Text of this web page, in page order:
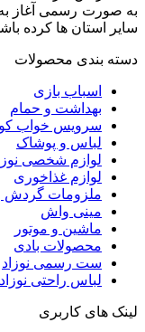
به صورت رسمی آغاز
سایر استان ها کرده
دسته بندی محصولات
اسباب بازی
بهداشت و حمام
سرویس خواب
لباس و پوشاک
لوازم شخصی
لوازم غذاخوری
ملزومات گردش
مینی واش
ماشین و موتور
محصولات بادی
ست رسمی نوزاد
لباس راحتی نوزاد
لینک های کاربری